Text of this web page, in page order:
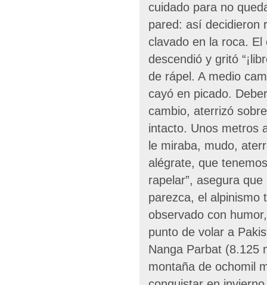
cuidado para no
pared: así decidieron
clavado en la roca.
descendió y gritó
de rápel. A medio
cayó en picado.
cambio, aterrizó
intacto. Unos metros
le miraba, mudo,
alégrate, que
rapelar”, asegura
parezca, el alpinismo
observado con
punto de volar a
Nanga Parbat (8.125
montaña de ochomil